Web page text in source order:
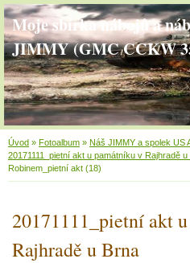
Moje sbírka nábojů a
JIMMY (GMC CCKW
Úvod » Fotoalbum » Náš JIMMY a spolek US
20171111_pietní akt u památníku v Rajhradě u
Robinem_pietní akt (18)
20171111_pietní akt
Rajhradě u Brna